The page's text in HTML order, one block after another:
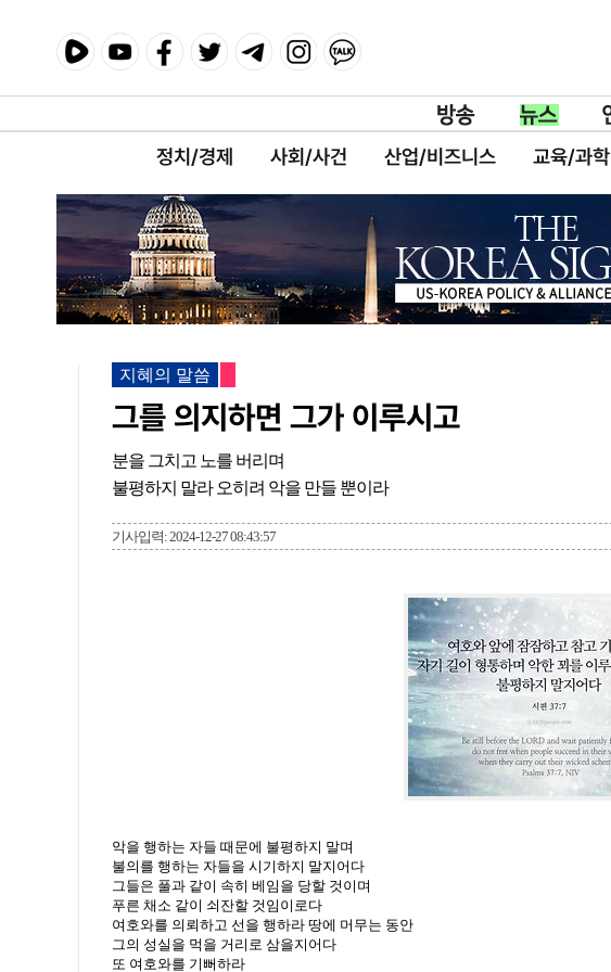
정치/경제 사회/사건 산업/비즈니스 교육/과학
지혜의 말씀
그를 의지하면 그가 이루시고
분을 그치고 노를 버리며
불평하지 말라 오히려 악을 만들 뿐이라
기사입력: 2024-12-27 08:43:57
악을 행하는 자들 때문에 불평하지 말며
불의를 행하는 자들을 시기하지 말지어다
그들은 풀과 같이 속히 베임을 당할 것이며
푸른 채소 같이 쇠잔할 것임이로다
여호와를 의뢰하고 선을 행하라 땅에 머무는 동안
그의 성실을 먹을 거리로 삼을지어다
또 여호와를 기뻐하라